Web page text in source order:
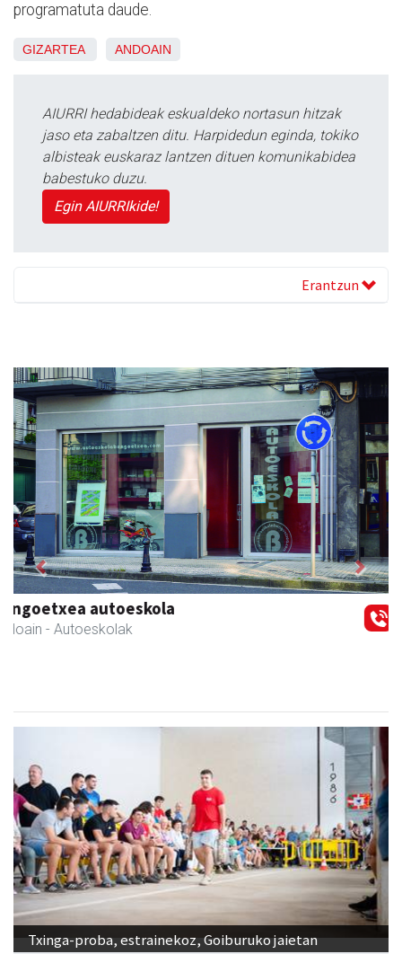
programatuta daude.
GIZARTEA ANDOAIN
AIURRI hedabideak eskualdeko nortasun hitzak
jaso eta zabaltzen ditu. Harpidedun eginda, tokiko
albisteak euskaraz lantzen dituen komunikabidea
babestuko duzu.
Egin AIURRIkide!
Erantzun
Li arropa eta osagarriak
Andoain - Arropa-dendak
Previous Next
Txinga-proba, estrainekoz, Goiburuko jaietan